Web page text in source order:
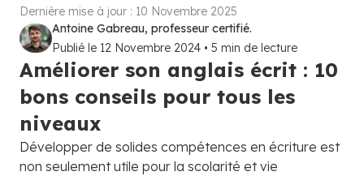
Dernière mise à jour : 10 Novembre 2025
Antoine Gabreau, professeur certifié.
Publié le 12 Novembre 2024 • 5 min de lecture
Améliorer son anglais écrit : 10
bons conseils pour tous les
niveaux
Développer de solides compétences en écriture est
non seulement utile pour la scolarité et vie